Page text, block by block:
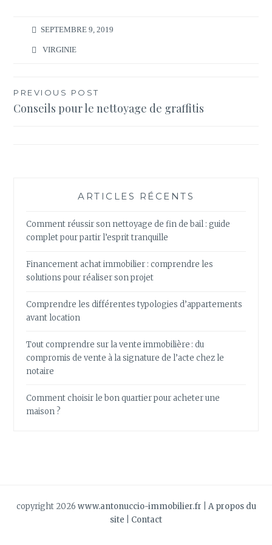
SEPTEMBRE 9, 2019
VIRGINIE
Navigation
de
PREVIOUS POST
Conseils pour le nettoyage de graffitis
ARTICLES RÉCENTS
Comment réussir son nettoyage de fin de bail : guide
complet pour partir l’esprit tranquille
Financement achat immobilier : comprendre les
solutions pour réaliser son projet
Comprendre les différentes typologies d’appartements
avant location
Tout comprendre sur la vente immobilière : du
compromis de vente à la signature de l’acte chez le
notaire
Comment choisir le bon quartier pour acheter une
maison ?
copyright 2026 www.antonuccio-immobilier.fr
A propos du
site
Contact